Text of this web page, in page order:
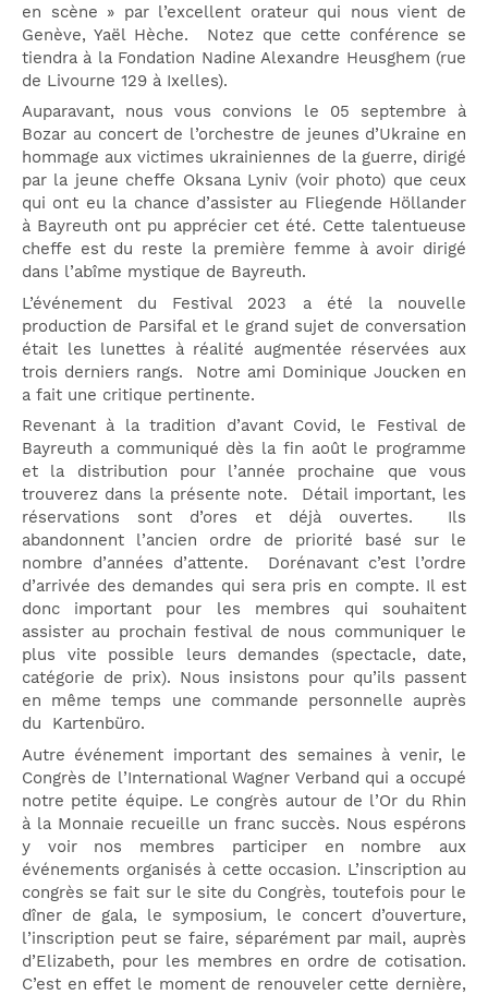
en scène » par l’excellent orateur qui nous vient de
Genève, Yaël Hèche. Notez que cette conférence se
tiendra à la Fondation Nadine Alexandre Heusghem (rue
de Livourne 129 à Ixelles).
Auparavant, nous vous convions le 05 septembre à
Bozar au concert de l’orchestre de jeunes d’Ukraine en
hommage aux victimes ukrainiennes de la guerre, dirigé
par la jeune cheffe Oksana Lyniv (voir photo) que ceux
qui ont eu la chance d’assister au Fliegende Höllander
à Bayreuth ont pu apprécier cet été. Cette talentueuse
cheffe est du reste la première femme à avoir dirigé
dans l’abîme mystique de Bayreuth.
L’événement du Festival 2023 a été la nouvelle
production de Parsifal et le grand sujet de conversation
était les lunettes à réalité augmentée réservées aux
trois derniers rangs. Notre ami Dominique Joucken en
a fait une critique pertinente.
Revenant à la tradition d’avant Covid, le Festival de
Bayreuth a communiqué dès la fin août le programme
et la distribution pour l’année prochaine que vous
trouverez dans la présente note. Détail important, les
réservations sont d’ores et déjà ouvertes. Ils
abandonnent l’ancien ordre de priorité basé sur le
nombre d’années d’attente. Dorénavant c’est l’ordre
d’arrivée des demandes qui sera pris en compte. Il est
donc important pour les membres qui souhaitent
assister au prochain festival de nous communiquer le
plus vite possible leurs demandes (spectacle, date,
catégorie de prix). Nous insistons pour qu’ils passent
en même temps une commande personnelle auprès
du Kartenbüro.
Autre événement important des semaines à venir, le
Congrès de l’International Wagner Verband qui a occupé
notre petite équipe. Le congrès autour de l’Or du Rhin
à la Monnaie recueille un franc succès. Nous espérons
y voir nos membres participer en nombre aux
événements organisés à cette occasion. L’inscription au
congrès se fait sur le site du Congrès, toutefois pour le
dîner de gala, le symposium, le concert d’ouverture,
l’inscription peut se faire, séparément par mail, auprès
d’Elizabeth, pour les membres en ordre de cotisation.
C’est en effet le moment de renouveler cette dernière,